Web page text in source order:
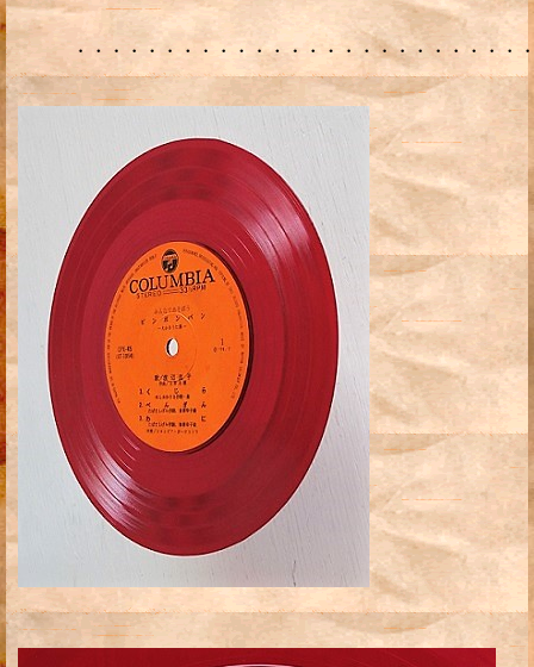
・・・・・・・・・・・・・・・・・・・・・・・・・・